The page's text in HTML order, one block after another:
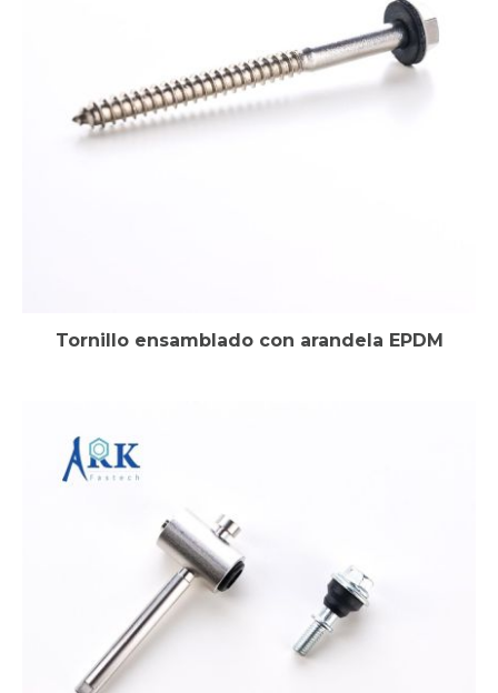
Tornillo ensamblado con arandela EPDM